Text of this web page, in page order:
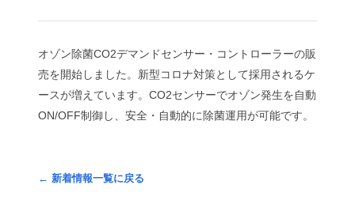
オゾン除菌CO2デマンドセンサー・コントローラーの販
売を開始しました。新型コロナ対策として採用されるケ
ースが増えています。CO2センサーでオゾン発生を自動
ON/OFF制御し、安全・自動的に除菌運用が可能です。
新着情報一覧に戻る